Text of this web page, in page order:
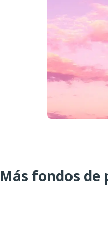
Más fondos